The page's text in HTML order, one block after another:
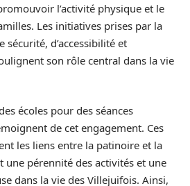
l’activité physique et le
Les initiatives prises par la
d’accessibilité et
son rôle central dans la vie
écoles pour des séances
de cet engagement. Ces
les liens entre la patinoire et la
une pérennité des activités et une
dans la vie des Villejuifois. Ainsi,